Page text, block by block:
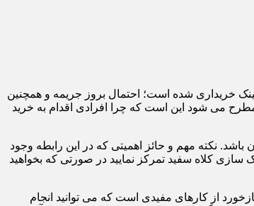
خریداری شده است؛ احتمال بروز جریمه و همچنین
می شود این است که چرا افرادی اقدام به خرید
نکته مهم و حائز اهمیتی که در این رابطه وجود
کلاه سفید تمرکز نمایید در صورتی که بخواهید
از کارهای مفیدی است که می ‌توانید انجام